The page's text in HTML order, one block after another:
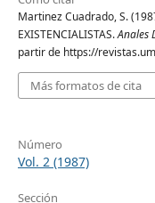
Martinez Cuadrado, S.
EXISTENCIALISTAS.Anales
partir de https://
Más formatos de cita
Número
Vol. 2 (1987)
Sección